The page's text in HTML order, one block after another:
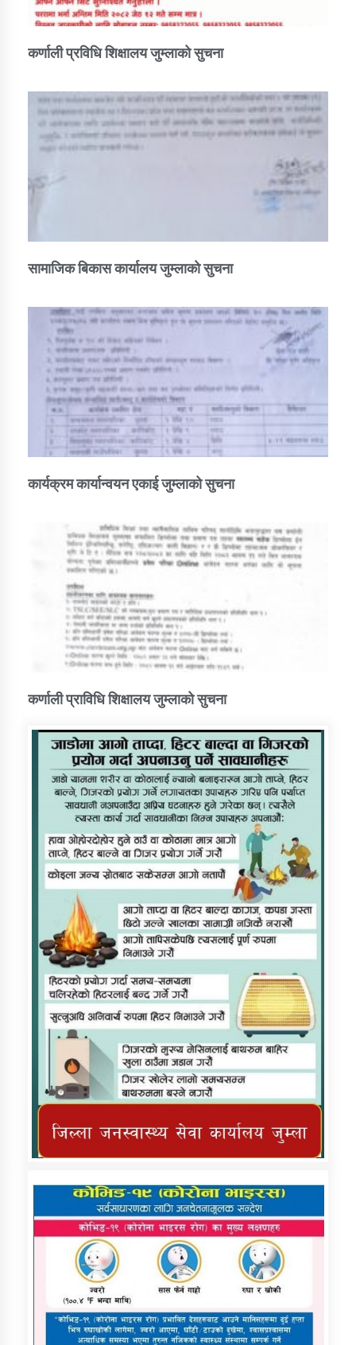
कर्णाली प्रविधि शिक्षालय जुम्लाको सुचना
सामाजिक बिकास कार्यालय जुम्लाकाे सुचना
कार्यक्रम कार्यान्वयन एकाई जुम्लाको सुचना
कर्णाली प्राविधि शिक्षालय जुम्लाको सुचना